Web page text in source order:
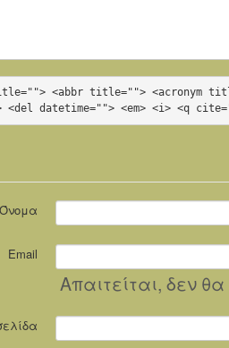
<abbr title=""> <acronym
<del datetime=""> <em> <i> <q
Όνομα
Email
Απαιτείται, δεν θα